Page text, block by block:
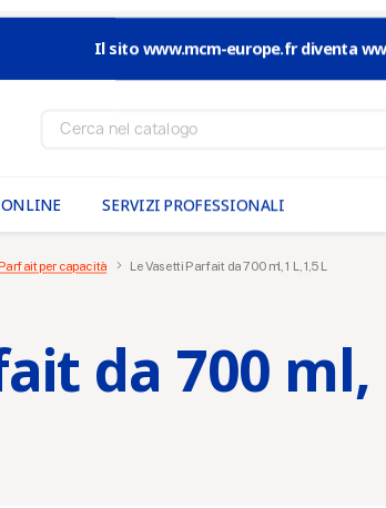
Il sito www.mcm-europe.fr diventa
ONLINE SERVIZI PROFESSIONALI
per capacità Le Vasetti Parfait da 700 ml, 1 L, 1,5 L
da 700 ml,